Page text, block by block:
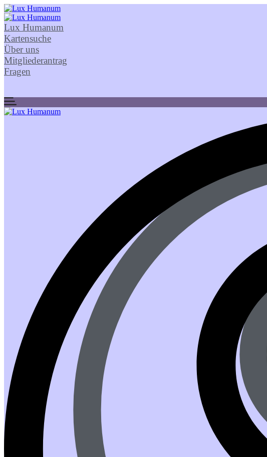
Lux Humanum
Kartensuche
Über uns
Mitgliederantrag
Fragen